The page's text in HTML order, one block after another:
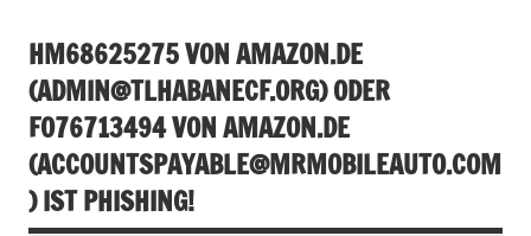
HM68625275 VON AMAZON.DE
(ADMIN@TLHABANECF.ORG) ODER
FO76713494 VON AMAZON.DE
(ACCOUNTSPAYABLE@MRMOBILEAUTO.COM
) IST PHISHING!